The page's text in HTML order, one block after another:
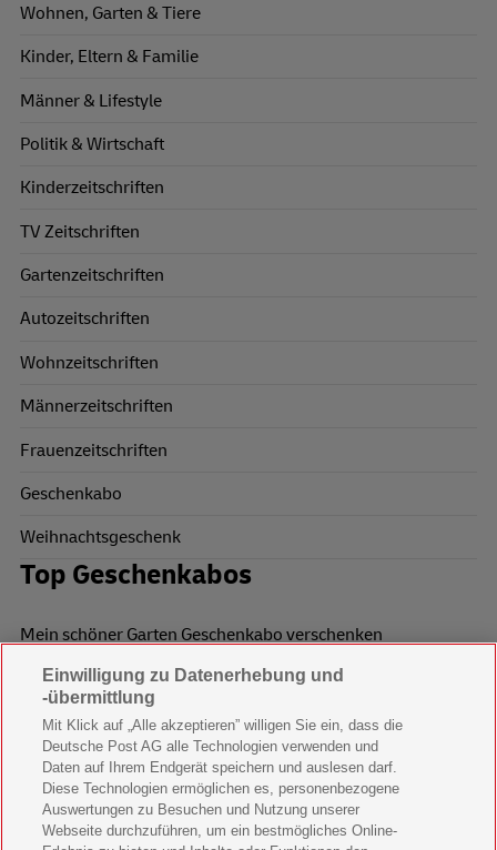
Wohnen, Garten & Tiere
Kinder, Eltern & Familie
Männer & Lifestyle
Politik & Wirtschaft
Kinderzeitschriften
TV Zeitschriften
Gartenzeitschriften
Autozeitschriften
Wohnzeitschriften
Männerzeitschriften
Frauenzeitschriften
Geschenkabo
Weihnachtsgeschenk
Top Geschenkabos
Mein schöner Garten Geschenkabo verschenken
Wohnen & Garten Geschenkabo verschenken
Mein schönes Land Geschenkabo verschenken
Bild der Frau Geschenkabo verschenken
11 Freunde Geschenkabo verschenken
Einwilligung zu Datenerhebung und
-übermittlung
Mit Klick auf „Alle akzeptieren” willigen Sie ein, dass die
Deutsche Post AG alle Technologien verwenden und
Daten auf Ihrem Endgerät speichern und auslesen darf.
Diese Technologien ermöglichen es, personenbezogene
Auswertungen zu Besuchen und Nutzung unserer
Webseite durchzuführen, um ein bestmögliches Online-